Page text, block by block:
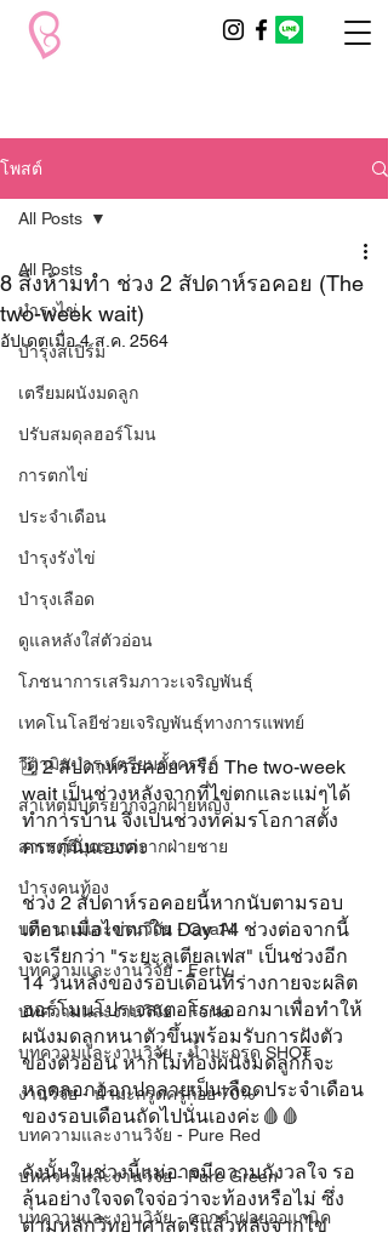
โพสต์
All Posts
บำรุงไข่
บำรุงสเปิร์ม
เตรียมผนังมดลูก
ปรับสมดุลฮอร์โมน
การตกไข่
ประจำเดือน
บำรุงรังไข่
บำรุงเลือด
ดูแลหลังใส่ตัวอ่อน
โภชนาการเสริมภาวะเจริญพันธุ์
เทคโนโลยีช่วยเจริญพันธุ์ทางการแพทย์
วิตามินบำรุงเตรียมตั้งครรภ์
สาเหตุมีบุตรยากจากฝ่ายหญิง
สาเหตุมีบุตรยากจากฝ่ายชาย
บำรุงคนท้อง
บทความและงานวิจัย - OvaAll
บทความและงานวิจัย - Ferty
บทความและงานวิจัย - Ferta
บทความและงานวิจัย - น้ำมะกรูด SHOT
งานวิจัย - น้ำมะกรูดครูก้อย 70%
บทความและงานวิจัย - Pure Red
บทความและงานวิจัย - Pure Green
บทความและงานวิจัย - ดอกคำฝอยออแกนิค
All Posts
8 สิ่งห้ามทำ ช่วง 2 สัปดาห์รอคอย (The
two-week wait)
อัปเดตเมื่อ4 ส.ค. 2564
🗓 2 สัปดาห์รอคอย หรือ The two-week
wait เป็นช่วงหลังจากที่ไข่ตกและแม่ๆได้
ทำการบ้าน จึงเป็นช่วงทค่มรโอกาสตั้ง
ครรภ์นั่นเองค่ะ
ช่วง 2 สัปดาห์รอคอยนี้หากนับตามรอบ
เดือน เมื่อไข่ตกใน Day 14 ช่วงต่อจากนี้
จะเรียกว่า "ระยะลูเตียลเฟส" เป็นช่วงอีก
14 วันหลังของรอบเดือนที่ร่างกายจะผลิต
ฮอร์โมนโปรเจสเตอโรนออกมาเพื่อทำให้
ผนังมดลูกหนาตัวขึ้นพร้อมรับการฝังตัว
ของตัวอ่อน หากไม่ท้องผนังมดลูกก็จะ
หลุดลอกออกปกลายเป็นเลือดประจำเดือน
ของรอบเดือนถัดไปนั่นเองค่ะ🩸🩸
ดังนั้นในช่วงนี้แม่อาจมีความกังวลใจ รอ
ลุ้นอย่างใจจดใจจ่อว่าจะท้องหรือไม่ ซึ่ง
ตามหลักวิทยาศาสตร์แล้วหลังจากไข่